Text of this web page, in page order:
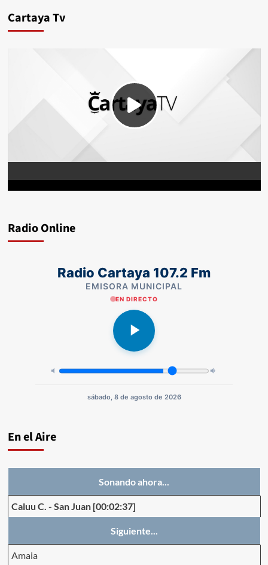
Cartaya Tv
Radio Online
Radio Cartaya 107.2 Fm
EMISORA MUNICIPAL
EN DIRECTO
sábado, 8 de agosto de 2026
En el Aire
Sonando ahora...
Caluu C. - San Juan [00:02:37]
Siguiente...
Amaia